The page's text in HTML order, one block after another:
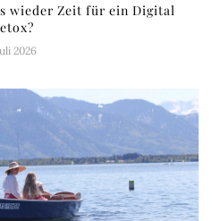
wieder Zeit für ein Digital
2026